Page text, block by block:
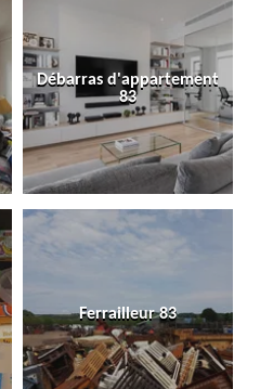
Débarras d'appartement
83
Ferrailleur 83